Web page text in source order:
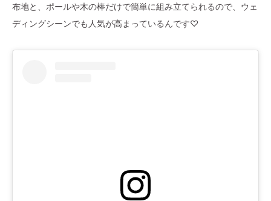
布地と、ポールや木の棒だけで簡単に組み立てられるので、ウェ
ディングシーンでも人気が高まっているんです♡